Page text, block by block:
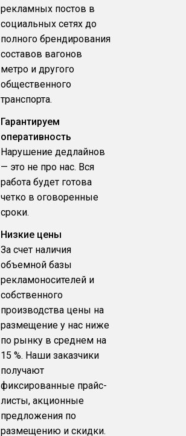
рекламных постов в
социальных сетях до
полного брендирования
составов вагонов
метро и другого
общественного
транспорта.
Гарантируем
оперативность
Нарушение дедлайнов
— это не про нас. Вся
работа будет готова
четко в оговоренные
сроки.
Низкие цены
За счет наличия
объемной базы
рекламоносителей и
собственного
производства цены на
размещение у нас ниже
по рынку в среднем на
15 %. Наши заказчики
получают
фиксированные прайс-
листы, акционные
предложения по
размещению и скидки.